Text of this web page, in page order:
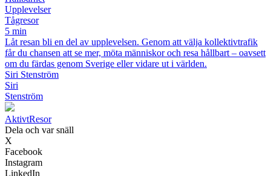
Upplevelser
Tågresor
5 min
Låt resan bli en del av upplevelsen. Genom att välja kollektivtrafik
får du chansen att se mer, möta människor och resa hållbart – oavsett
om du färdas genom Sverige eller vidare ut i världen.
Siri Stenström
Siri
Stenström
AktivtResor
Dela och var snäll
X
Facebook
Instagram
LinkedIn